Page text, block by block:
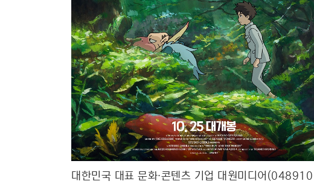
대한민국 대표 문화∙콘텐츠 기업 대원미디어